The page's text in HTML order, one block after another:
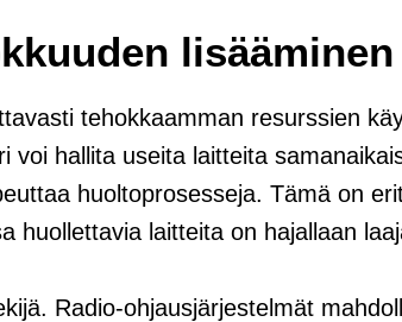
lisääminen
tehokkaamman resurssien
voi hallita useita laitteita
huoltoprosesseja. Tämä on
huollettavia laitteita on hajallaan
Radio-ohjausjärjestelmät